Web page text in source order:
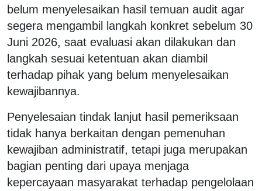
belum menyelesaikan hasil temuan audit agar
segera mengambil langkah konkret sebelum 30
Juni 2026, saat evaluasi akan dilakukan dan
langkah sesuai ketentuan akan diambil
terhadap pihak yang belum menyelesaikan
kewajibannya.
Penyelesaian tindak lanjut hasil pemeriksaan
tidak hanya berkaitan dengan pemenuhan
kewajiban administratif, tetapi juga merupakan
bagian penting dari upaya menjaga
kepercayaan masyarakat terhadap pengelolaan